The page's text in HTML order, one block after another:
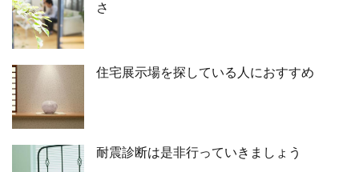
さ
住宅展示場を探している人におすすめ
耐震診断は是非行っていきましょう